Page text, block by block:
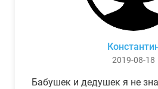
2019-08-18
Бабушек и дедушек я не